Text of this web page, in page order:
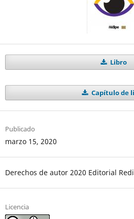
Libro
Capítulo de
Publicado
marzo 15, 2020
Derechos de autor 2020 Editorial
Licencia